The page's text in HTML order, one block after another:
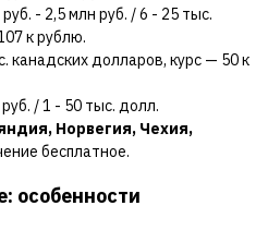
- 2,5 млн руб. / 6 - 25 тыс.
к рублю.
канадских долларов, курс — 50 к
/ 1 - 50 тыс. долл.
Норвегия, Чехия,
бесплатное.
особенности